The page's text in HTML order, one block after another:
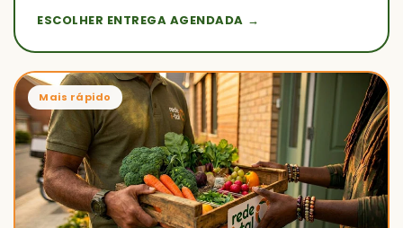
ESCOLHER ENTREGA AGENDADA →
Mais rápido